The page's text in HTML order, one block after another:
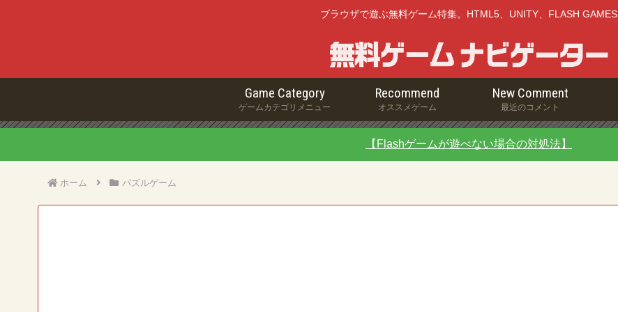
ブラウザで遊ぶ無料ゲーム特集。HTML5、UNITY、FLASH GAMES
Game Category
ゲームカテゴリメニュー
Recommend
オススメゲーム
New Comment
最近のコメント
【Flashゲームが遊べない場合の対処法】
ホーム パズルゲーム